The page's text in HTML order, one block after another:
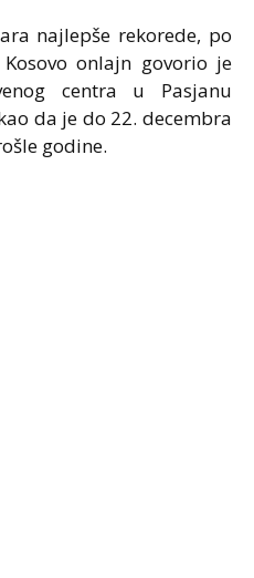
najlepše rekorede, po
onlajn govorio je
centra u Pasjanu
da je do 22. decembra
godine.